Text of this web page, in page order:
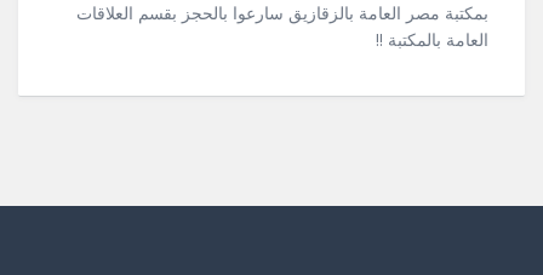
بمكتبة مصر العامة بالزقازيق سارعوا بالحجز بقسم العلاقات
العامة بالمكتبة !!